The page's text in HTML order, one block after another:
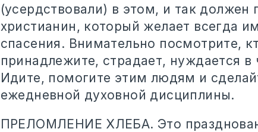
(усердствовали) в этом, и так должен
христианин, который желает всегда
спасения. Внимательно посмотрите,
принадлежите, страдает, нуждается
Идите, помогите этим людям и
ежедневной духовной дисциплины.
ПРЕЛОМЛЕНИЕ ХЛЕБА. Это